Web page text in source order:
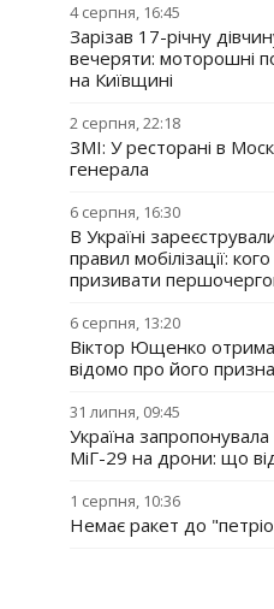
4 серпня, 16:45
Зарізав 17-річну
вечеряти: моторошні
на Київщині
2 серпня, 22:18
ЗМІ: У ресторані в
генерала
6 серпня, 16:30
В Україні
правил мобілізації:
призивати
6 серпня, 13:20
Віктор Ющенко
відомо про його
31 липня, 09:45
Україна
МіГ-29 на дрони: що
1 серпня, 10:36
Немає ракет до